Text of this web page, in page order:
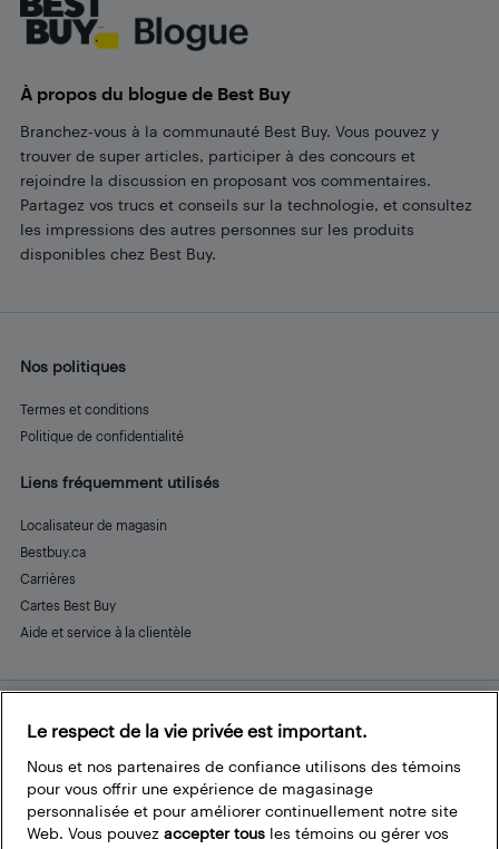
À propos du blogue de Best Buy
Branchez-vous à la communauté Best Buy. Vous pouvez y
trouver de super articles, participer à des concours et
rejoindre la discussion en proposant vos commentaires.
Partagez vos trucs et conseils sur la technologie, et consultez
les impressions des autres personnes sur les produits
disponibles chez Best Buy.
Nos politiques
Termes et conditions
Politique de confidentialité
Liens fréquemment utilisés
Localisateur de magasin
Bestbuy.ca
Carrières
Cartes Best Buy
Aide et service à la clientèle
Restez connecté
FacebookInstagram
PinterestLinkedInYouTube
Le respect de la vie privée est important.
Nous et nos partenaires de confiance utilisons des témoins
pour vous offrir une expérience de magasinage
personnalisée et pour améliorer continuellement notre site
Web. Vous pouvez accepter tous les témoins ou gérer vos